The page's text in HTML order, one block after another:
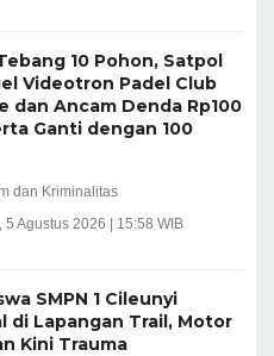
10 Pohon, Satpol
Videotron Padel Club
dan Ancam Denda Rp100
Ganti dengan 100
dan Kriminalitas
5 Agustus 2026 | 15:58 WIB
SMPN 1 Cileunyi
di Lapangan Trail, Motor
Kini Trauma